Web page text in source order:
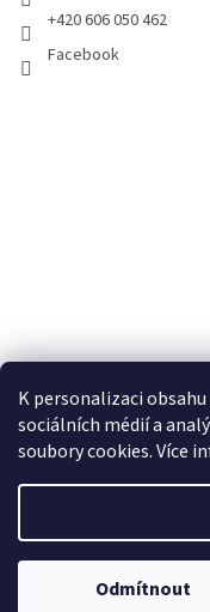
K personalizaci
sociálních médií a
soubory cookies. Více
Odmítnout
+420 606 050 462
Facebook
Copyright 2026100pa.